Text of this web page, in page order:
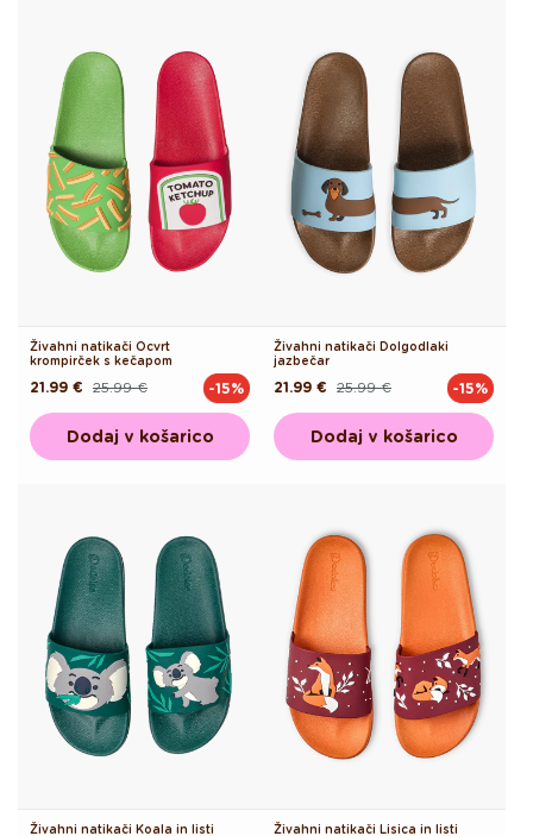
Živahni natikači Ocvrt
krompirček s kečapom
Redna
25.99 €
Akcijska
21.99 € -15%
Dodaj v košarico
Živahni natikači Dolgodlaki
jazbečar
Redna
25.99 €
Akcijska
21.99 € -15%
Dodaj v košarico
Živahni natikači Koala in listi Živahni natikači Lisica in listi